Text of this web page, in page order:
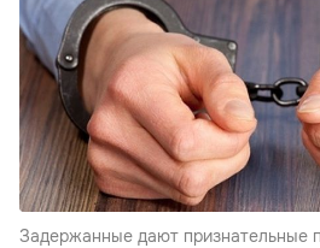
Задержанные дают признательные